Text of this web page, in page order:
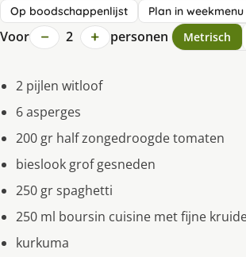
Op boodschappenlijst Plan in weekmenu
Voor − 2 + personen Metrisch
2 pijlen witloof
6 asperges
200 gr half zongedroogde tomaten
bieslook grof gesneden
250 gr spaghetti
250 ml boursin cuisine met fijne
kurkuma